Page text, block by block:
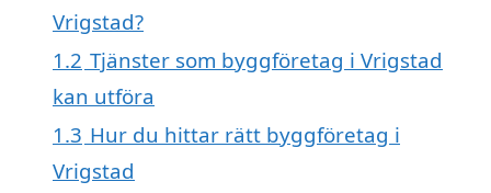
Vrigstad?
1.2 Tjänster som byggföretag i Vrigstad
kan utföra
1.3 Hur du hittar rätt byggföretag i
Vrigstad